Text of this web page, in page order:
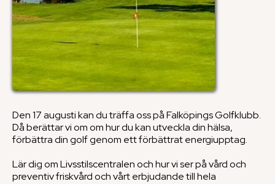
Den 17 augusti kan du träffa oss på Falköpings Golfklubb.
Då berättar vi om om hur du kan utveckla din hälsa,
förbättra din golf genom ett förbättrat energiupptag.
Lär dig om Livsstilscentralen och hur vi ser på vård och
preventiv friskvård och vårt erbjudande till hela